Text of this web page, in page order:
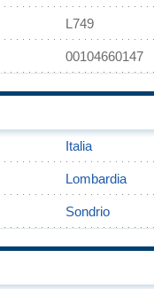
L749
00104660147
Italia
Lombardia
Sondrio